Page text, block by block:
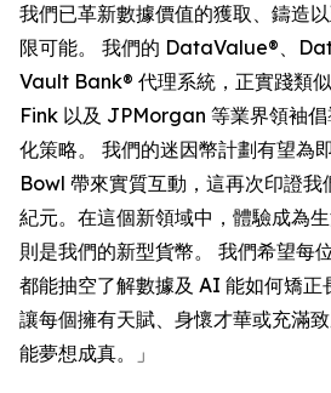
我們已革新數據價值的獲取、鑄造
限可能。 我們的 DataValue®、
Vault Bank® 代理系統，正實踐類
Fink 以及 JPMorgan 等業界領袖
化策略。 我們的迷因幣計劃有望為
Bowl 帶來實質互動，這再次印證
紀元。在這個新領域中，體驗成為
則是我們的新型貨幣。 我們希望每
都能抽空了解數據及 AI 能如何矯正
讓每個擁有天賦、身懷才華或充滿
能夢想成真。」